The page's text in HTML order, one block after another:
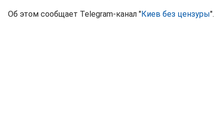
Об этом сообщает Telegram-канал "Киев без цензуры".